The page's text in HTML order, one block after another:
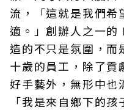
流，「這就是我們希
適。」創辦人之一
造的不只是氛圍，
十歲的員工，除了貢
好手藝外，無形中也
「我是來自鄉下的